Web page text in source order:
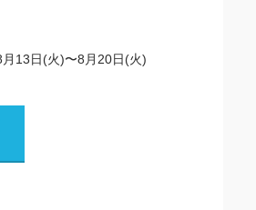
13日(火)〜8月20日(火)